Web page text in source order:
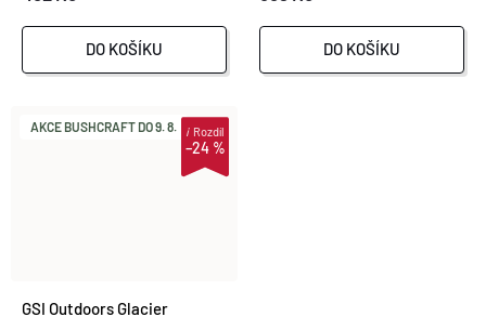
Ů
Ů
DO KOŠÍKU DO KOŠÍKU
AKCE BUSHCRAFT DO 9. 8.
–24 %
iRozdíl
GSI Outdoors Glacier